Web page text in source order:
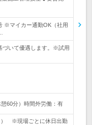
※マイカー通勤OK（社用
づいて優遇します。※試用
60分）時間外労働：有
） ※現場ごとに休日出勤